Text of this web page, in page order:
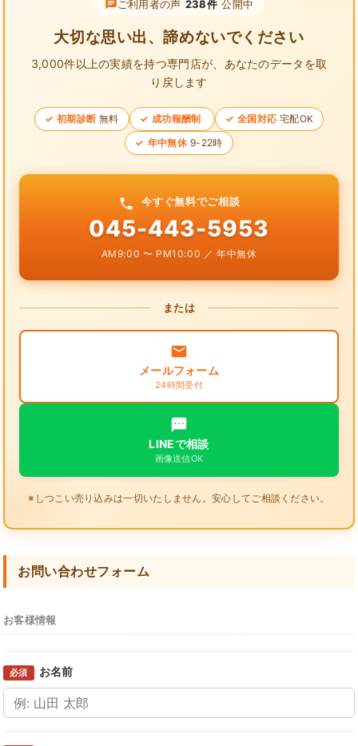
ご利用者の声 238件 公開中
大切な思い出、諦めないでください
3,000件以上の実績を持つ専門店が、 あなたのデータを取
り戻します
初期診断 無料 成功報酬制 全国対応 宅配OK
年中無休 9-22時
今すぐ無料でご相談
045-443-5953
AM9:00 〜 PM10:00 ／ 年中無休
または
メールフォーム
24時間受付
LINEで相談
画像送信OK
※しつこい売り込みは一切いたしません。安心してご相談ください。
お問い合わせフォーム
お客様情報
必須 お名前